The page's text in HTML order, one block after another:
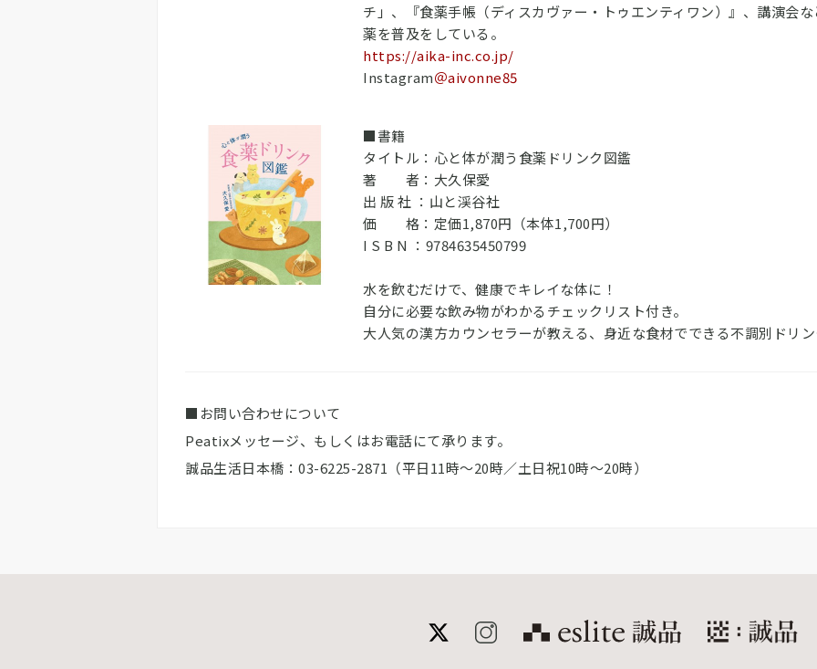
チ」、『食薬手帳（ディスカヴァー・トゥエンティワン）』、講演会
薬を普及をしている。
https://aika-inc.co.jp/
Instagram＠aivonne85
■書籍
タイトル：心と体が潤う食薬ドリンク図鑑
著 者：大久保愛
出 版 社 ：山と渓谷社
価 格：定価1,870円（本体1,700円）
I S B N ：9784635450799
水を飲むだけで、健康でキレイな体に！
自分に必要な飲み物がわかるチェックリスト付き。
大人気の漢方カウンセラーが教える、身近な食材でできる不調別ドリ
■お問い合わせについて
Peatixメッセージ、もしくはお電話にて承ります。
誠品生活日本橋：03-6225-2871（平日11時～20時／土日祝10時～20時）